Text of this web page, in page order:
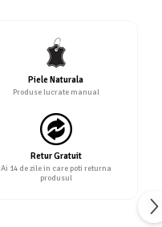
Piele Naturala
Produse lucrate manual
Retur Gratuit
Ai 14 de zile in care poti returna
produsul